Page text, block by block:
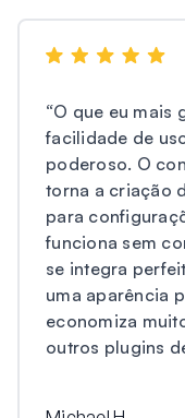
“O que eu mais
facilidade de
poderoso. O
torna a criação
para
funciona sem
se integra
uma aparência
economiza
outros plugins